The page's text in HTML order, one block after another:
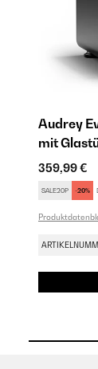
Audrey
mit
359,99 €
SALE20P -20%